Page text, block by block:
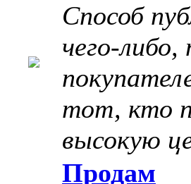
Способ
чего-
тот, кто
высокую
Продам